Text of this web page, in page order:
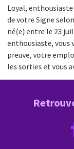
Loyal,
de votre Signe
né(e) entre le 23
enthousiaste, vous
preuve, votre
les sorties et vous